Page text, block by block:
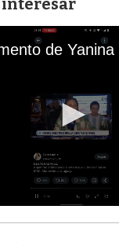
interesar